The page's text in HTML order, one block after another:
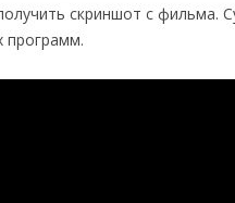
скриншот с фильма.
программ.